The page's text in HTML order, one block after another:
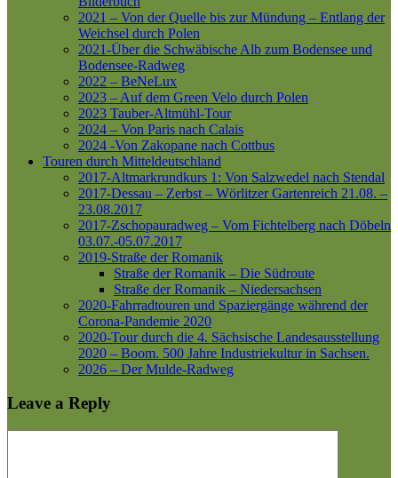
2021 – Von der Quelle bis zur Mündung – Entlang der
Weichsel durch Polen
2021-Über die Schwäbische Alb zum Bodensee und
Bodensee-Radweg
2022 – BeNeLux
2023 – Auf dem Green Velo durch Polen
2023 Tauber-Altmühl-Tour
2024 – Von Paris nach Calais
2024 -Von Zakopane nach Cottbus
Touren durch Mitteldeutschland
2017-Altmarkrundkurs 1: Von Salzwedel nach Stendal
2017-Dessau – Zerbst – Wörlitzer Gartenreich 21.08. –
23.08.2017
2017-Zschopauradweg – Vom Fichtelberg nach Döbeln
03.07.-05.07.2017
2019-Straße der Romanik
Straße der Romanik – Die Südroute
Straße der Romanik – Niedersachsen
2020-Fahrradtouren und Spaziergänge während der
Corona-Pandemie 2020
2020-Tour durch die 4. Sächsische Landesausstellung
2020 – Boom. 500 Jahre Industriekultur in Sachsen.
2026 – Der Mulde-Radweg
Leave a Reply